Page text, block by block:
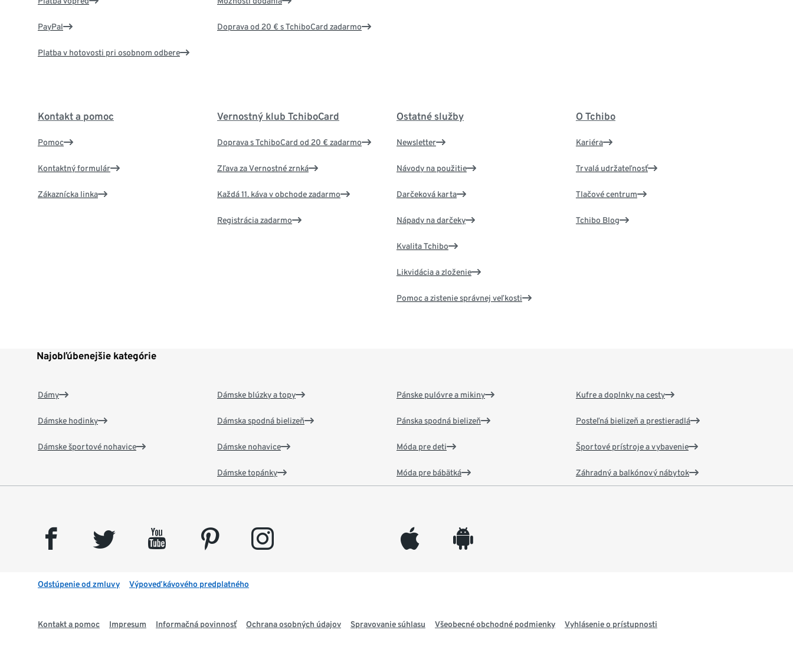
PayPal
Platba v hotovosti pri osobnom odbere
Doprava od 20 € s TchiboCard zadarmo
Kontakt a pomoc
Pomoc
Kontaktný formulár
Zákaznícka linka
Vernostný klub TchiboCard
Doprava s TchiboCard od 20 € zadarmo
Zľava za Vernostné zrnká
Každá 11. káva v obchode zadarmo
Registrácia zadarmo
Ostatné služby
Newsletter
Návody na použitie
Darčeková karta
Nápady na darčeky
Kvalita Tchibo
Likvidácia a zloženie
Pomoc a zistenie správnej veľkosti
O Tchibo
Kariéra
Trvalá udržateľnosť
Tlačové centrum
Tchibo Blog
Najobľúbenejšie kategórie
Dámy
Dámske hodinky
Dámske športové nohavice
Dámske blúzky a topy
Dámska spodná bielizeň
Dámske nohavice
Dámske topánky
Pánske pulóvre a mikiny
Pánska spodná bielizeň
Móda pre deti
Móda pre bábätká
Kufre a doplnky na cesty
Posteľná bielizeň a prestieradlá
Športové prístroje a vybavenie
Záhradný a balkónový nábytok
facebook twitter youtube pinterest instagram appleinc android
Odstúpenie od zmluvy Výpoveď kávového predplatného
Kontakt a pomoc Impresum Informačná povinnosť Ochrana osobných údajov Spravovanie súhlasu Všeobecné obchodné podmienky Vyhlásenie o prístupnosti